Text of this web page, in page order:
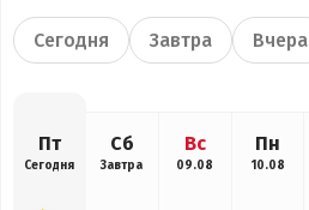
Сегодня Завтра Вчера
Пт
Сегодня
Сб
Завтра
Вс
09.08
Пн
10.08